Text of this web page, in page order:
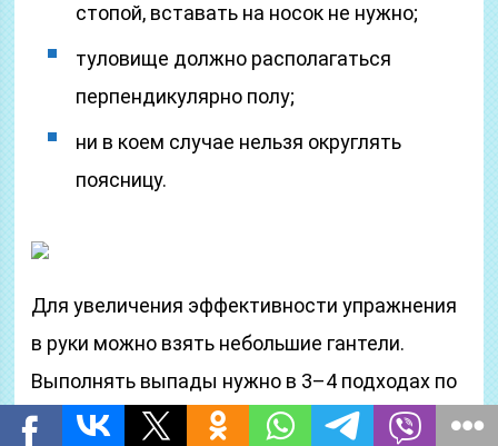
стопой, вставать на носок не нужно;
туловище должно располагаться
перпендикулярно полу;
ни в коем случае нельзя округлять
поясницу.
Для увеличения эффективности упражнения
в руки можно взять небольшие гантели.
Выполнять выпады нужно в 3–4 подходах по
15 повторений на каждую ногу.